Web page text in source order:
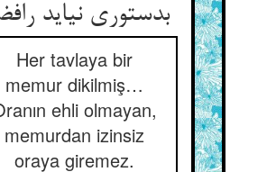
بدستوری نیاید
Her tavlaya bir
memur dikilmiş…
ehli olmayan,
memurdan izinsiz
oraya giremez.